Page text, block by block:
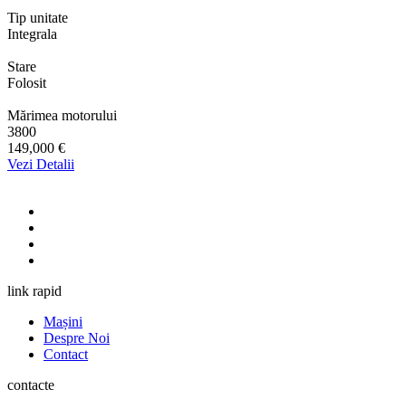
Tip unitate
Integrala
Stare
Folosit
Mărimea motorului
3800
149,000 €
Vezi Detalii
link rapid
Mașini
Despre Noi
Contact
contacte